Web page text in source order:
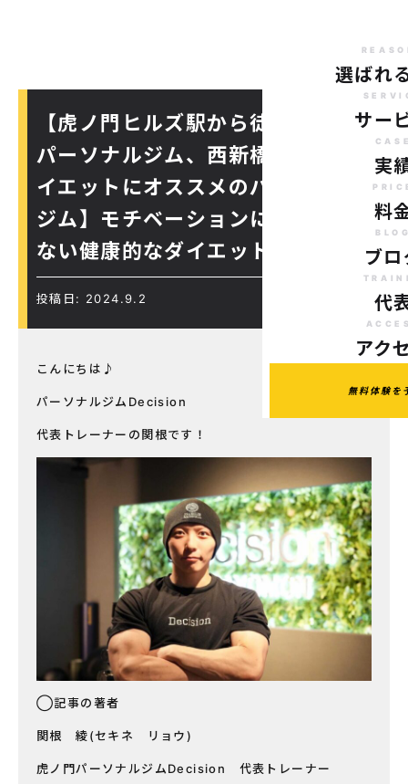
選ばれ
サー
実
料
ブロ
代
アク
無料体験を
【虎ノ門ヒルズ駅から徒歩７分の
パーソナルジム、西新橋周辺、ダ
イエットにオススメのパーソナル
ジム】モチベーションに左右され
ない健康的なダイエットを！
投稿日: 2024.9.2
こんにちは♪
パーソナルジムDecision
代表トレーナーの関根です！
◯記事の著者
関根 綾(セキネ リョウ)
虎ノ門パーソナルジムDecision 代表トレーナー